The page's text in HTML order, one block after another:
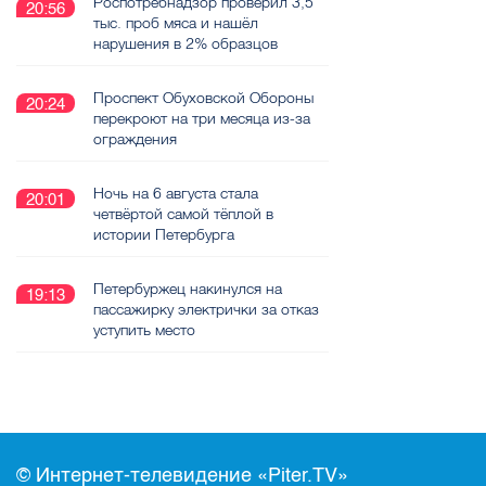
20:56
тыс. проб мяса и нашёл
нарушения в 2% образцов
20:24
Проспект Обуховской Обороны
перекроют на три месяца из-за
ограждения
20:01
Ночь на 6 августа стала
четвёртой самой тёплой в
истории Петербурга
19:13
Петербуржец накинулся на
пассажирку электрички за отказ
уступить место
© Интернет-телевидение «Piter.TV»